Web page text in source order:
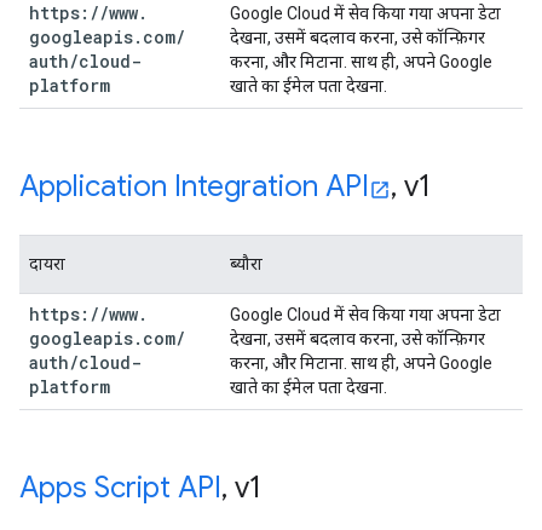
https: //www.
googleapis. com/
auth/cloud-
platform
Google Cloud में सेव किया गया अपना डेटा
देखना, उसमें बदलाव करना, उसे कॉन्फ़िगर
करना, और मिटाना. साथ ही, अपने Google
खाते का ईमेल पता देखना.
Application Integration API , v1
दायरा ब्यौरा
https: //www.
googleapis. com/
auth/cloud-
platform
Google Cloud में सेव किया गया अपना डेटा
देखना, उसमें बदलाव करना, उसे कॉन्फ़िगर
करना, और मिटाना. साथ ही, अपने Google
खाते का ईमेल पता देखना.
Apps Script API, v1